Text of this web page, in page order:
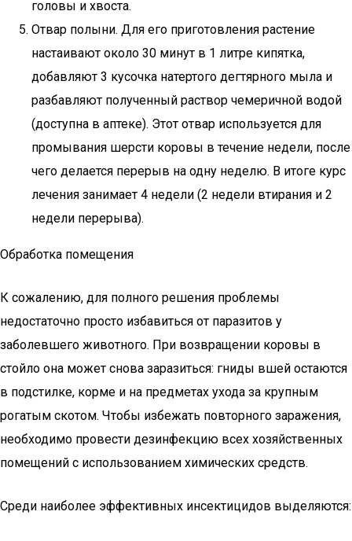
головы и хвоста.
Отвар полыни. Для его приготовления растение
настаивают около 30 минут в 1 литре кипятка,
добавляют 3 кусочка натертого дегтярного мыла и
разбавляют полученный раствор чемеричной водой
(доступна в аптеке). Этот отвар используется для
промывания шерсти коровы в течение недели, после
чего делается перерыв на одну неделю. В итоге курс
лечения занимает 4 недели (2 недели втирания и 2
недели перерыва).
Обработка помещения
К сожалению, для полного решения проблемы
недостаточно просто избавиться от паразитов у
заболевшего животного. При возвращении коровы в
стойло она может снова заразиться: гниды вшей остаются
в подстилке, корме и на предметах ухода за крупным
рогатым скотом. Чтобы избежать повторного заражения,
необходимо провести дезинфекцию всех хозяйственных
помещений с использованием химических средств.
Среди наиболее эффективных инсектицидов выделяются: